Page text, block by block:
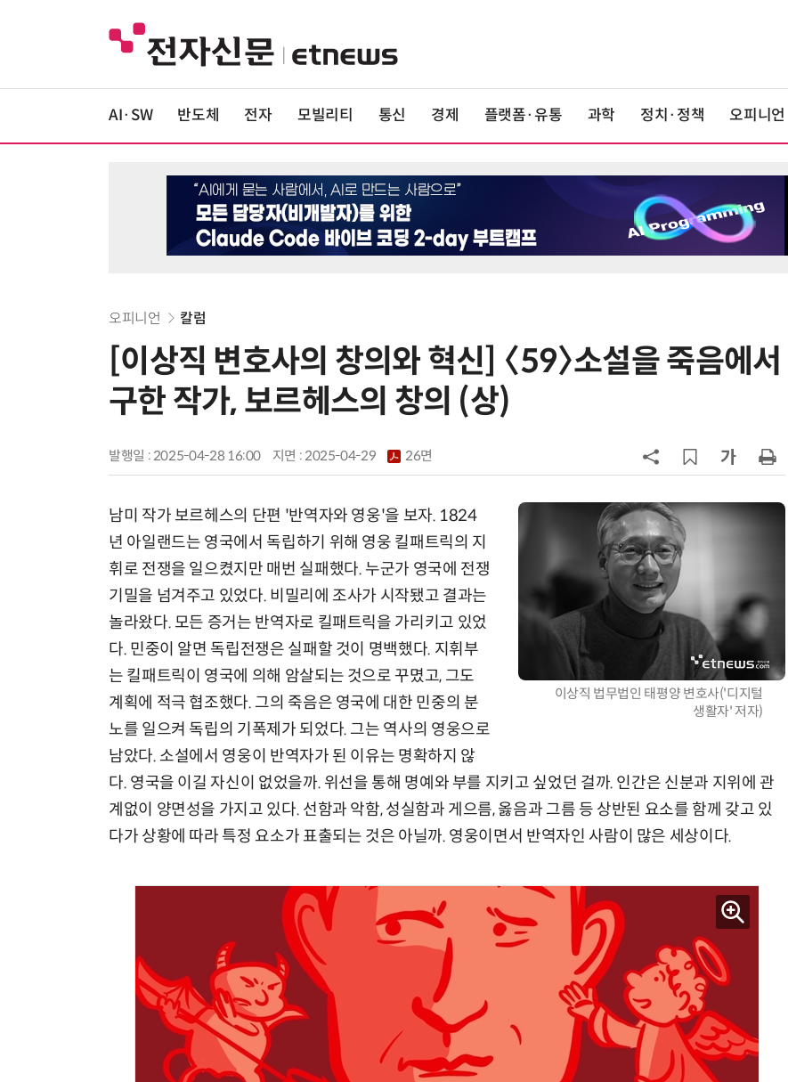
AI·SW 반도체 전자 모빌리티 통신 경제 플랫폼·유통 과학 정치·정책 오피니언
오피니언 칼럼
[이상직 변호사의 창의와 혁신] 〈59〉소설을 죽음에서
구한 작가, 보르헤스의 창의 (상)
발행일 : 2025-04-28 16:00 지면 :2025-04-29 26면
이상직 법무법인 태평양 변호사('디지털
생활자' 저자)
남미 작가 보르헤스의 단편 '반역자와 영웅'을 보자. 1824
년 아일랜드는 영국에서 독립하기 위해 영웅 킬패트릭의 지
휘로 전쟁을 일으켰지만 매번 실패했다. 누군가 영국에 전쟁
기밀을 넘겨주고 있었다. 비밀리에 조사가 시작됐고 결과는
놀라왔다. 모든 증거는 반역자로 킬패트릭을 가리키고 있었
다. 민중이 알면 독립전쟁은 실패할 것이 명백했다. 지휘부
는 킬패트릭이 영국에 의해 암살되는 것으로 꾸몄고, 그도
계획에 적극 협조했다. 그의 죽음은 영국에 대한 민중의 분
노를 일으켜 독립의 기폭제가 되었다. 그는 역사의 영웅으로
남았다. 소설에서 영웅이 반역자가 된 이유는 명확하지 않
다. 영국을 이길 자신이 없었을까. 위선을 통해 명예와 부를 지키고 싶었던 걸까. 인간은 신분과 지위에 관
계없이 양면성을 가지고 있다. 선함과 악함, 성실함과 게으름, 옳음과 그름 등 상반된 요소를 함께 갖고 있
다가 상황에 따라 특정 요소가 표출되는 것은 아닐까. 영웅이면서 반역자인 사람이 많은 세상이다.
6
[데스크라인]신용에도 사다리가 필
이스메이커, 공공조달
[ET시선]지·필·공 빈틈 메우는 AI
기본의료
10 [김태섭의 M&A인사이트] 〈19〉패는
나눠줬다, 조합은 각자 몫이다
AI Native Enterprise를 지원하는 AI Ready Data 플랫폼 활용 전략